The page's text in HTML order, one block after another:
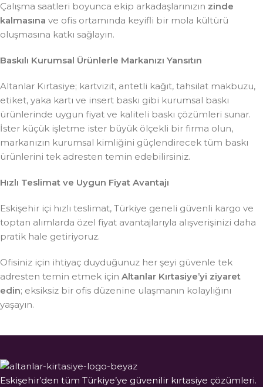
Çalışma saatleri boyunca ekip arkadaşlarınızın zinde
kalmasına ve ofis ortamında keyifli bir mola kültürü
oluşmasına katkı sağlayın.
Baskılı Kurumsal Ürünlerle Markanızı Yansıtın
Altanlar Kırtasiye; kartvizit, antetli kağıt, tahsilat makbuzu,
etiket, yaka kartı ve insert baskı gibi kurumsal baskı
ürünlerinde uygun fiyat ve kaliteli baskı çözümleri sunar.
İster küçük işletme ister büyük ölçekli bir firma olun,
markanızın kurumsal kimliğini güçlendirecek tüm baskı
ürünlerini tek adresten temin edebilirsiniz.
Hızlı Teslimat ve Uygun Fiyat Avantajı
Eskişehir içi hızlı teslimat, Türkiye geneli güvenli kargo ve
toptan alımlarda özel fiyat avantajlarıyla alışverişinizi daha
pratik hale getiriyoruz.
Ofisiniz için ihtiyaç duyduğunuz her şeyi güvenle tek
adresten temin etmek için Altanlar Kırtasiye’yi ziyaret
edin; eksiksiz bir ofis düzenine ulaşmanın kolaylığını
yaşayın.
Eskişehir’den tüm Türkiye’ye güvenilir kırtasiye çözümleri.